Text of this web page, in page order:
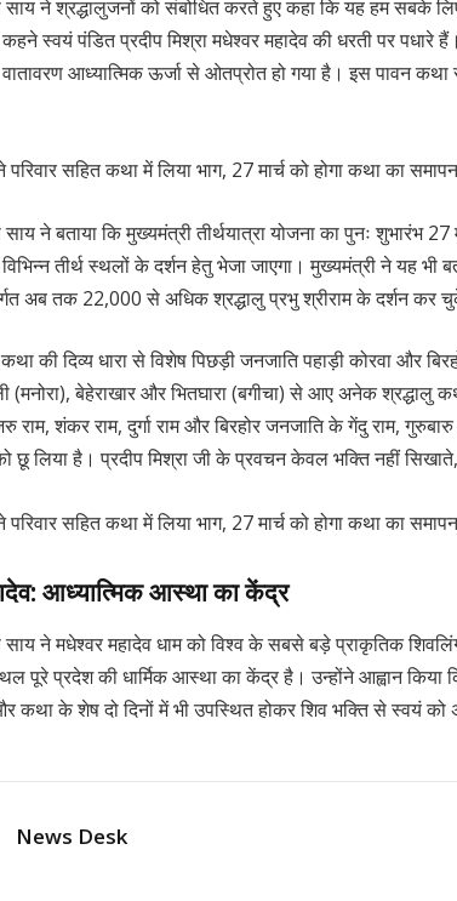
साय ने श्रद्धालुजनों को संबोधित करते हुए कहा कि यह हम सबके
स्वयं पंडित प्रदीप मिश्रा मधेश्वर महादेव की धरती पर पधारे
आध्यात्मिक ऊर्जा से ओतप्रोत हो गया है। इस पावन कथा
साय ने बताया कि मुख्यमंत्री तीर्थयात्रा योजना का पुनः शुभारंभ
तीर्थ स्थलों के दर्शन हेतु भेजा जाएगा। मुख्यमंत्री ने यह भी
अब तक 22,000 से अधिक श्रद्धालु प्रभु श्रीराम के दर्शन कर
की दिव्य धारा से विशेष पिछड़ी जनजाति पहाड़ी कोरवा और
(मनोरा), बेहेराखार और भितघारा (बगीचा) से आए अनेक
राम, शंकर राम, दुर्गा राम और बिरहोर जनजाति के गेंदु राम,
छू लिया है। प्रदीप मिश्रा जी के प्रवचन केवल भक्ति नहीं
आध्यात्मिक आस्था का केंद्र
साय ने मधेश्वर महादेव धाम को विश्व के सबसे बड़े प्राकृतिक
पूरे प्रदेश की धार्मिक आस्था का केंद्र है। उन्होंने आह्वान
कथा के शेष दो दिनों में भी उपस्थित होकर शिव भक्ति से स्वयं को
News Desk